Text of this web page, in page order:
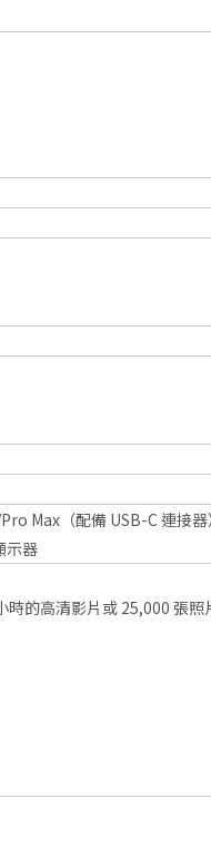
（配備 USB-C 連接器
示器
的高清影片或 25,000 張照